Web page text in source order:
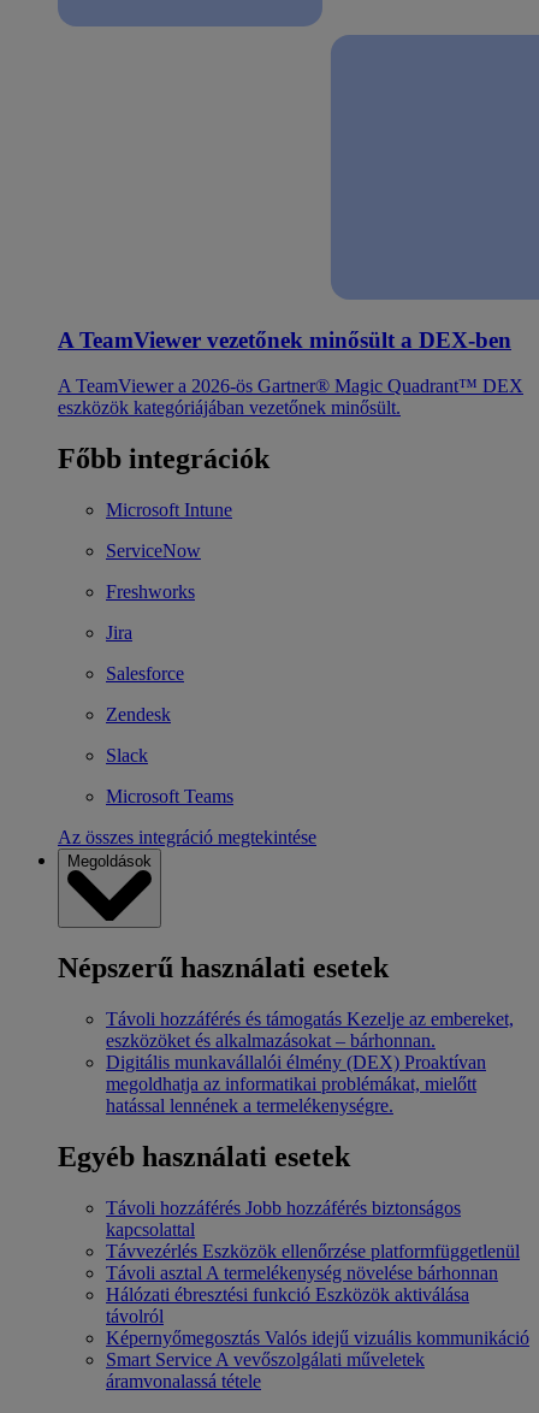
A TeamViewer vezetőnek minősült a DEX-ben
A TeamViewer a 2026-ös Gartner® Magic Quadrant™ DEX
eszközök kategóriájában vezetőnek minősült.
Főbb integrációk
Microsoft Intune
ServiceNow
Freshworks
Jira
Salesforce
Zendesk
Slack
Microsoft Teams
Az összes integráció megtekintése
Megoldások
Népszerű használati esetek
Távoli hozzáférés és támogatás Kezelje az embereket,
eszközöket és alkalmazásokat – bárhonnan.
Digitális munkavállalói élmény (DEX) Proaktívan
megoldhatja az informatikai problémákat, mielőtt
hatással lennének a termelékenységre.
Egyéb használati esetek
Távoli hozzáférés Jobb hozzáférés biztonságos
kapcsolattal
Távvezérlés Eszközök ellenőrzése platformfüggetlenül
Távoli asztal A termelékenység növelése bárhonnan
Hálózati ébresztési funkció Eszközök aktiválása
távolról
Képernyőmegosztás Valós idejű vizuális kommunikáció
Smart Service A vevőszolgálati műveletek
áramvonalassá tétele